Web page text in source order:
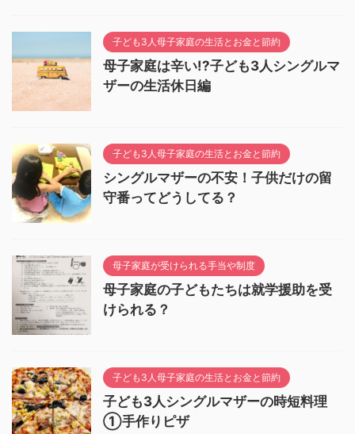
子ども3人母子家庭の生活とお金と節約
母子家庭は辛い!?子ども3人シングルマ
ザーの生活休日編
子ども3人母子家庭の生活とお金と節約
シングルマザーの不安！子供だけの留
守番ってどうしてる？
母子家庭が受けられる手当や制度
母子家庭の子どもたちは就学援助を受
けられる？
子ども3人母子家庭の生活とお金と節約
子ども3人シングルマザーの時短料理
①手作りピザ